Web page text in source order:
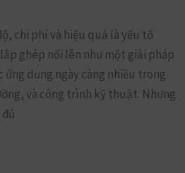
chi phí và hiệu quả là yếu tố
ghép nổi lên như một giải pháp
ứng dụng ngày càng nhiều trong
và công trình kỹ thuật. Nhưng